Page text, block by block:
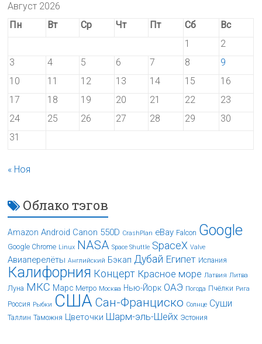
Август 2026
Пн
Вт Ср Чт Пт Сб
Вс
1
2
3
4 5 6 7 8
9
10
11 12 13 14 15
16
17
18 19 20 21 22
23
24
25 26 27 28 29
30
31
« Ноя
Облако тэгов
Amazon Android Canon 550D CrashPlan eBay Falcon Google
Google Chrome Linux NASA Space Shuttle SpaceX Valve
Авиаперелёты Английский Бэкап Дубай Египет Испания
Калифорния Концерт Красное море Латвия Литва
Луна МКС Марс Метро Москва Нью-Йорк ОАЭ Погода Пчёлки Рига
Россия Рыбки США Сан-Франциско Солнце Суши
Таллин Таможня Цветочки Шарм-эль-Шейх Эстония